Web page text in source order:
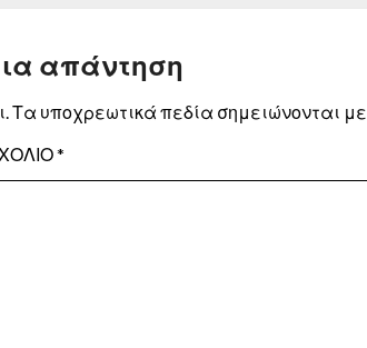
απάντηση
Τα υποχρεωτικά πεδία σημειώνονται με
*